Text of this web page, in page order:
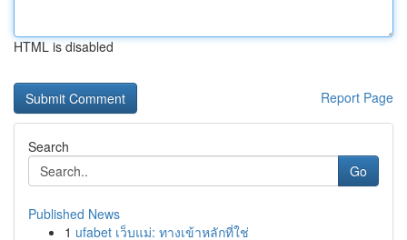
HTML is disabled
Report Page
Search
Go
Published News
1 ufabet เว็บแม่: ทางเข้าหลักที่ใช่